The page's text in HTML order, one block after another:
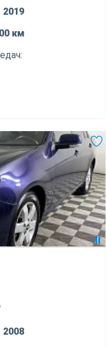
2019
км
2008